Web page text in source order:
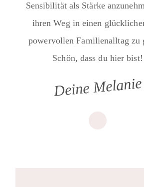
Sensibilität als Stärke
ihren Weg in einen
powervollen Familienalltag zu
Schön, dass du hier bist!
Deine Melanie